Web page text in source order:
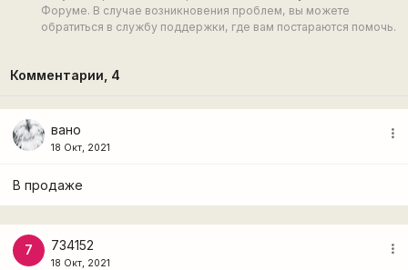
Форуме. В случае возникновения проблем, вы можете
обратиться в службу поддержки, где вам постараются помочь.
Комментарии, 4
вано
18 Окт, 2021
more_vert
В продаже
7 734152
18 Окт, 2021
more_vert